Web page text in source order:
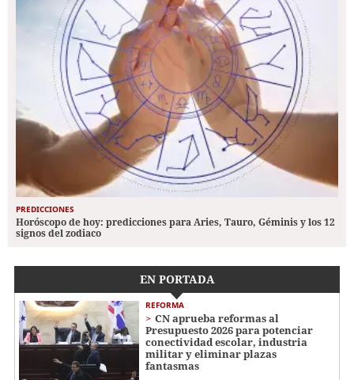
PREDICCIONES
Horóscopo de hoy: predicciones para Aries, Tauro, Géminis y los 12
signos del zodiaco
EN PORTADA
REFORMA
CN aprueba reformas al
Presupuesto 2026 para potenciar
conectividad escolar, industria
militar y eliminar plazas
fantasmas